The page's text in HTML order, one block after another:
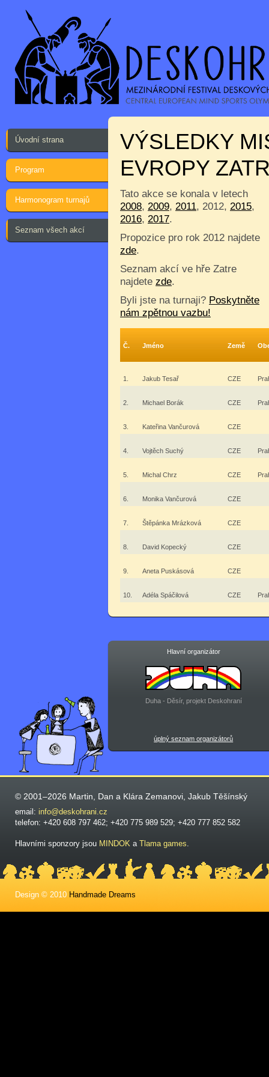
Úvodní strana
Program
Harmonogram turnajů
Seznam všech akcí
VÝSLEDKY
EVROPY
Tato akce se konala v letech
2008, 2009, 2011, 2012, 2015,
2016, 2017.
Propozice pro rok 2012 najdete
zde.
Seznam akcí ve hře Zatre
najdete zde.
Byli jste na turnaji? Poskytněte
nám zpětnou vazbu!
Č. Jméno Země
1. Jakub Tesař CZE
2. Michael Borák CZE
3. Kateřina Vančurová CZE
4. Vojtěch Suchý CZE
5. Michal Chrz CZE
6. Monika Vančurová CZE
7. Štěpánka Mrázková CZE
8. David Kopecký CZE
9. Aneta Puskásová CZE
10. Adéla Spáčilová CZE
Hlavní organizátor
Duha - Děsír, projekt Deskohraní
úplný seznam organizátorů
© 2001–2026 Martin, Dan a Klára Zemanovi, Jakub Těšínský
email: info@deskohrani.cz
telefon: +420 608 797 462; +420 775 989 529; +420 777 852 582
Hlavními sponzory jsou MINDOK a Tlama games.
Design © 2010 Handmade Dreams